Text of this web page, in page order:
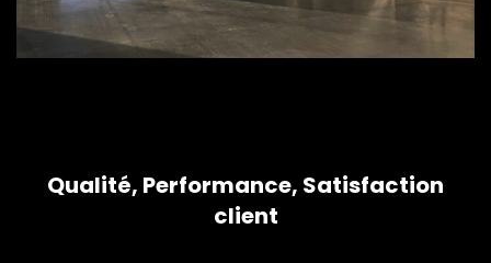
Qualité, Performance, Satisfaction
client